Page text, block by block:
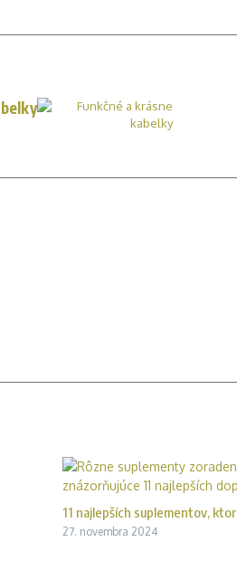
11 najlepších suplementov,
27. novembra 2024